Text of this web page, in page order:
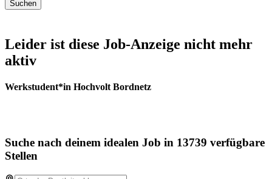
Leider ist diese Job-Anzeige nicht mehr
aktiv
Werkstudent*in Hochvolt Bordnetz
Suche nach deinem idealen Job in 13739 verfügbare
Stellen